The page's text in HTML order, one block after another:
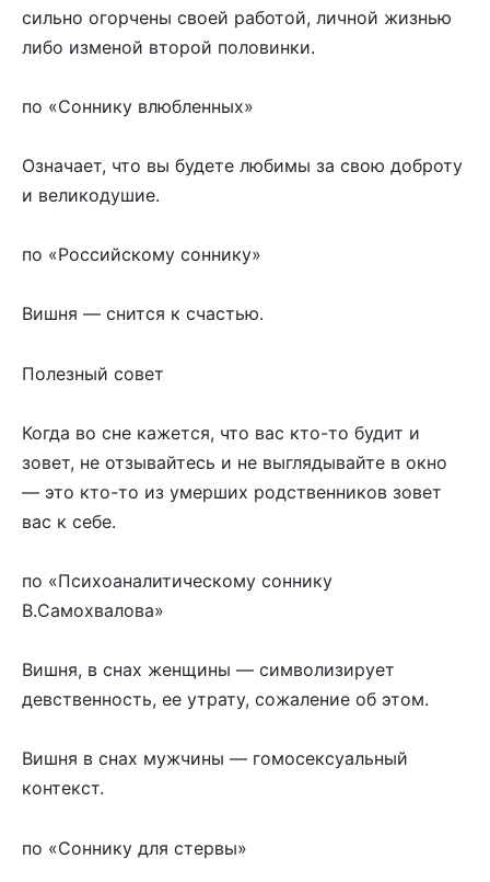
сильно огорчены своей работой, личной жизнью
либо изменой второй половинки.
по «Соннику влюбленных»
Означает, что вы будете любимы за свою доброту
и великодушие.
по «Российскому соннику»
Вишня — снится к счастью.
Полезный совет
Когда во сне кажется, что вас кто-то будит и
зовет, не отзывайтесь и не выглядывайте в окно
— это кто-то из умерших родственников зовет
вас к себе.
по «Психоаналитическому соннику
В.Самохвалова»
Вишня, в снах женщины — символизирует
девственность, ее утрату, сожаление об этом.
Вишня в снах мужчины — гомосексуальный
контекст.
по «Соннику для стервы»